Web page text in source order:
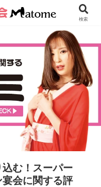
む！スーパー
宴会に関する評
検索